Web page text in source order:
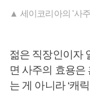
▲ 세이코리아의 '사
젊은 직장인이자
면 사주의 효용은
는 게 아니라 ‘캐